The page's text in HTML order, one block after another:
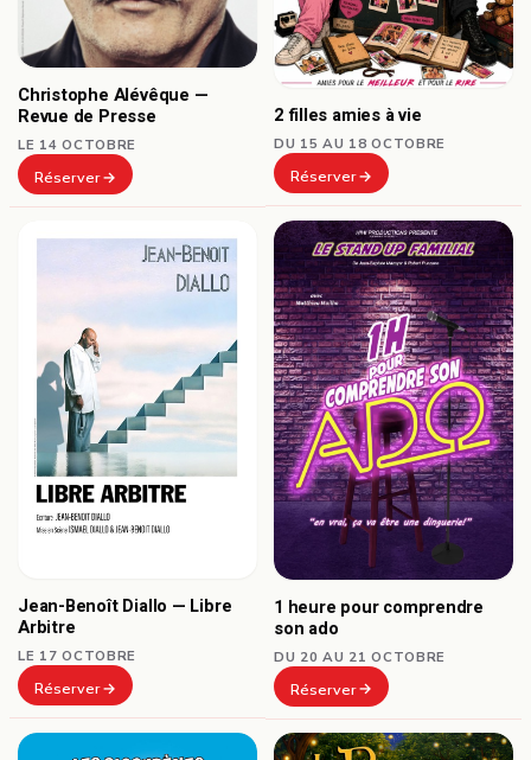
Christophe Alévêque —
Revue de Presse
LE 14 OCTOBRE
Réserver
2 filles amies à vie
DU 15 AU 18 OCTOBRE
Réserver
Jean-Benoît Diallo — Libre
Arbitre
LE 17 OCTOBRE
Réserver
1 heure pour comprendre
son ado
DU 20 AU 21 OCTOBRE
Réserver